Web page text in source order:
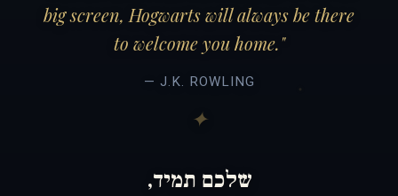
big screen, Hogwarts will always be there
to welcome you home."
— J.K. ROWLING
שלכם תמיד,